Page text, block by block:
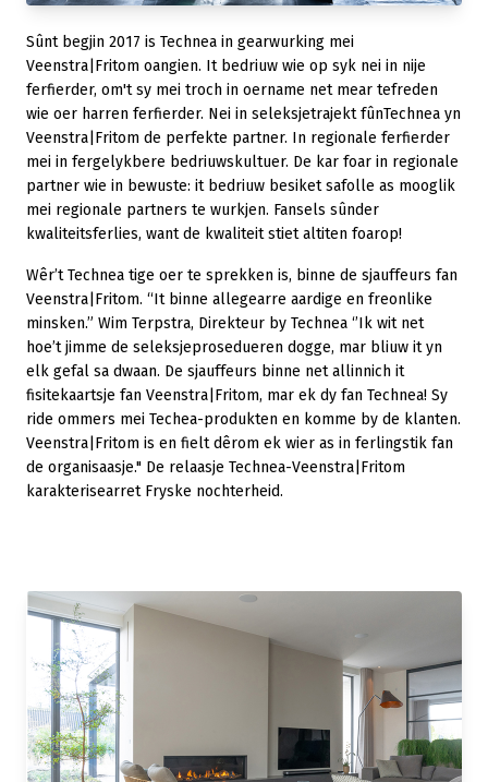
Sûnt begjin 2017 is Technea in gearwurking mei
Veenstra|Fritom oangien. It bedriuw wie op syk nei in nije
ferfierder, om't sy mei troch in oername net mear tefreden
wie oer harren ferfierder. Nei in seleksjetrajekt fûnTechnea yn
Veenstra|Fritom de perfekte partner. In regionale ferfierder
mei in fergelykbere bedriuwskultuer. De kar foar in regionale
partner wie in bewuste: it bedriuw besiket safolle as mooglik
mei regionale partners te wurkjen. Fansels sûnder
kwaliteitsferlies, want de kwaliteit stiet altiten foarop!
Wêr’t Technea tige oer te sprekken is, binne de sjauffeurs fan
Veenstra|Fritom. “It binne allegearre aardige en freonlike
minsken.” Wim Terpstra, Direkteur by Technea ‘’Ik wit net
hoe’t jimme de seleksjeprosedueren dogge, mar bliuw it yn
elk gefal sa dwaan. De sjauffeurs binne net allinnich it
fisitekaartsje fan Veenstra|Fritom, mar ek dy fan Technea! Sy
ride ommers mei Techea-produkten en komme by de klanten.
Veenstra|Fritom is en fielt dêrom ek wier as in ferlingstik fan
de organisaasje." De relaasje Technea-Veenstra|Fritom
karakterisearret Fryske nochterheid.